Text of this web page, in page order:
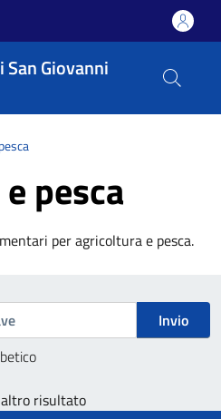
San Giovanni
pesca
per agricoltura e pesca.
Invio
risultato